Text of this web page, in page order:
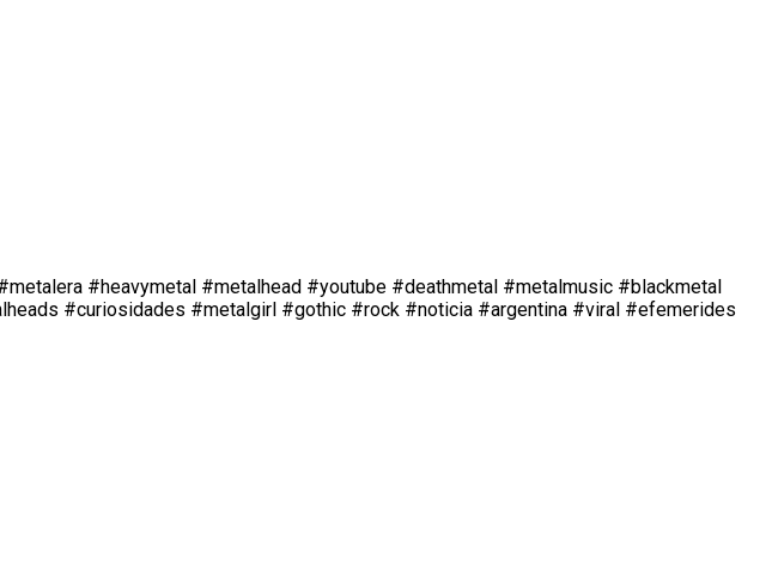
#heavymetal #metalhead #youtube #deathmetal #metalmusic #blackmetal
#curiosidades #metalgirl #gothic #rock #noticia #argentina #viral #efemerides